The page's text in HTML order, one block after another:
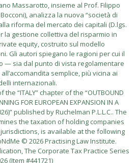
Massarotto, insieme al Prof. Filippo
analizza la nuova “società di
riforma del mercato dei capitali (D.lgs.
la gestione collettiva del risparmio in
equity, costruito sul modello
Gli autori spiegano le ragioni per cui il
— sia dal punto di vista regolamentare
semplice, più vicina ai
internazionali.
“ITALY” chapter of the “OUTBOUND
FOR EUROPEAN EXPANSION IN A
published by Ruchelman P.L.L.C.. The
the taxation of holding companies
is available at the following
© 2026 Practising Law Institute.
The Corporate Tax Practice Series
(Item #441721)